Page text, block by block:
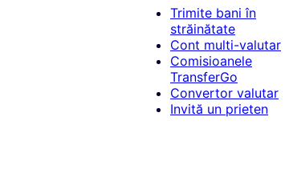
Trimite bani în
străinătate
Cont multi-valutar
Comisioanele
TransferGo
Convertor valutar
Invită un prieten